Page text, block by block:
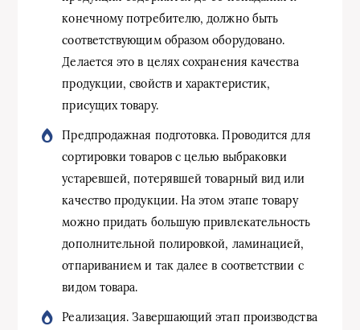
конечному потребителю, должно быть
соответствующим образом оборудовано.
Делается это в целях сохранения качества
продукции, свойств и характеристик,
присущих товару.
Предпродажная подготовка. Проводится для
сортировки товаров с целью выбраковки
устаревшей, потерявшей товарный вид или
качество продукции. На этом этапе товару
можно придать большую привлекательность
дополнительной полировкой, ламинацией,
отпариванием и так далее в соответствии с
видом товара.
Реализация. Завершающий этап производства